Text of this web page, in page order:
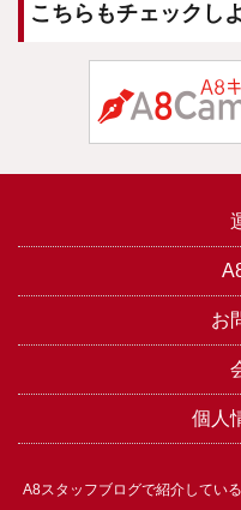
こちらもチェックし
お
個人
A8スタッフブログで紹介してい